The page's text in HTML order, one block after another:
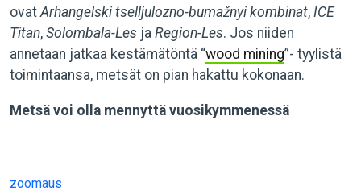
ovatArhangelski tselljulozno-bumažnyi kombinat, ICE
Titan, Solombala-Les ja Region-Les. Jos niiden
annetaan jatkaa kestämätöntä “wood mining”- tyylistä
toimintaansa, metsät on pian hakattu kokonaan.
Metsä voi olla mennyttä vuosikymmenessä
zoomaus